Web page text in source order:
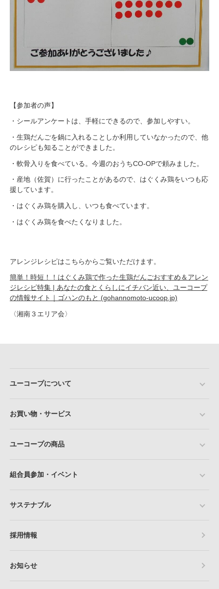
【参加者の声】
・シールアンケートは、手軽にできるので、参加しやすい。
・生鶏だんごを鍋に入れることしか利用していなかったので、他
のレシピも知ることができました。
・軟骨入りを食べている。今週のおうちCO-OPで頼みました。
・産地（佐賀）に行ったことがあるので、はぐくみ鶏をいつも応
援しています。
・はぐくみ鶏を購入し、いつも食べています。
・はぐくみ鶏を食べたくなりました。
アレンジレシピはこちらからご覧いただけます。
簡単！時短！！はぐくみ鶏で作った生鶏だんごおすすめ＆アレン
ジレシピ特集 | あなたの食とくらしにイチバン近い、ユーコープ
の情報サイト｜ゴハンのもと (gohannomoto-ucoop.jp)
〈湘南３エリア会〉
ユーコープについて
お買い物・サービス
ユーコープの商品
組合員参加・イベント
サステナブル
採用情報
お知らせ